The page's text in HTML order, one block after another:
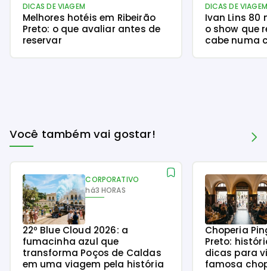
DICAS DE VIAGEM
Melhores hotéis em Ribeirão
Preto: o que avaliar antes de
reservar
DICAS DE VIAGEM
Ivan Lins 80
o show que
cabe numa
Você também vai gostar!
CORPORATIVO
há3 HORAS
22º Blue Cloud 2026: a
fumacinha azul que
transforma Poços de Caldas
em uma viagem pela história
Choperia
Preto:
dicas para
famosa